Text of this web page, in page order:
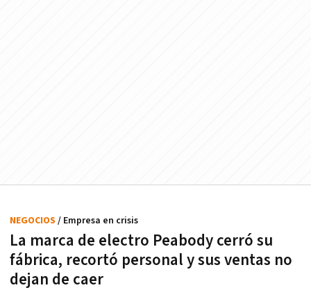
La marca de electro Peabody cerró su
fábrica, recortó personal y sus ventas no
dejan de caer
NEGOCIOS / Empresa en crisis